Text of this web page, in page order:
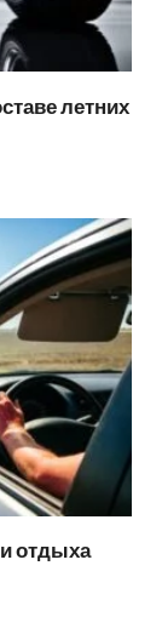
летних
отдыха